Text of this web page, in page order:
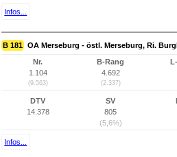
Infos...
B 181 OA Merseburg - östl. Merseburg, Ri.
Nr.
1.104
(9.563)
B-Rang
4.692
(2.337)
DTV
14.378
SV
805
(5,6%)
Infos...